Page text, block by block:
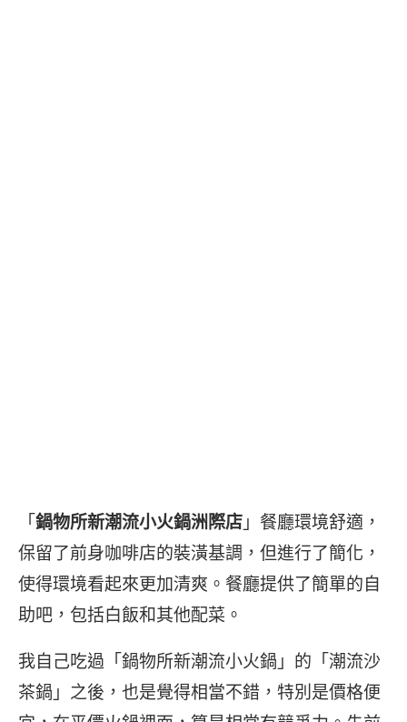
「 鍋物所新潮流小火鍋洲際店 」餐廳環境舒適，
保留了前身咖啡店的裝潢基調，但進行了簡化，
使得環境看起來更加清爽。餐廳提供了簡單的自
助吧，包括白飯和其他配菜。
我自己吃過「鍋物所新潮流小火鍋」的「潮流沙
茶鍋」之後，也是覺得相當不錯，特別是價格便